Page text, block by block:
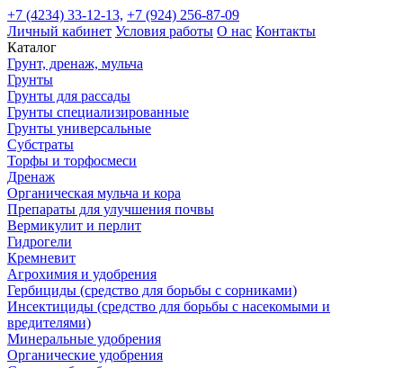
+7 (4234) 33-12-13, +7 (924) 256-87-09
Личный кабинет Условия работы О нас Контакты
Каталог
Грунт, дренаж, мульча
Грунты
Грунты для рассады
Грунты специализированные
Грунты универсальные
Субстраты
Торфы и торфосмеси
Дренаж
Органическая мульча и кора
Препараты для улучшения почвы
Вермикулит и перлит
Гидрогели
Кремневит
Агрохимия и удобрения
Гербициды (средство для борьбы с сорниками)
Инсектициды (средство для борьбы с насекомыми и
вредителями)
Минеральные удобрения
Органические удобрения